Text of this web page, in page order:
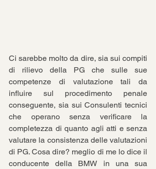
Ci sarebbe molto da dire, sia sui compiti
di rilievo della PG che sulle sue
competenze di valutazione tali da
influire sul procedimento penale
conseguente, sia sui Consulenti tecnici
che operano senza verificare la
completezza di quanto agli atti e senza
valutare la consistenza delle valutazioni
di PG. Cosa dire? meglio di me lo dice il
conducente della BMW in una sua